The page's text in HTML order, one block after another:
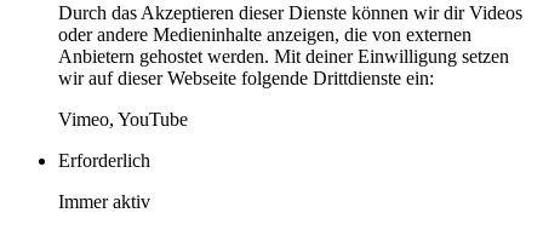
Durch das Akzeptieren dieser Dienste können wir dir Videos
oder andere Medieninhalte anzeigen, die von externen
Anbietern gehostet werden. Mit deiner Einwilligung setzen
wir auf dieser Webseite folgende Drittdienste ein:
Vimeo, YouTube
Erforderlich
Immer aktiv